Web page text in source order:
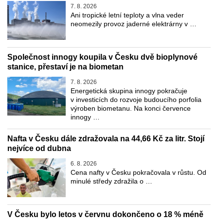
7. 8. 2026
Ani tropické letní teploty a vlna veder
neomezily provoz jaderné elektrárny v …
Společnost innogy koupila v Česku dvě bioplynové
stanice, přestaví je na biometan
7. 8. 2026
Energetická skupina innogy pokračuje
v investicích do rozvoje budoucího porfolia
výroben biometanu. Na konci července
innogy …
Nafta v Česku dále zdražovala na 44,66 Kč za litr. Stojí
nejvíce od dubna
6. 8. 2026
Cena nafty v Česku pokračovala v růstu. Od
minulé středy zdražila o …
V Česku bylo letos v červnu dokončeno o 18 % méně